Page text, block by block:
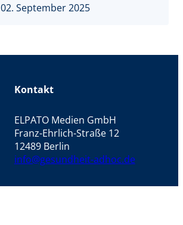
02. September 2025
Kontakt
ELPATO Medien GmbH
Franz-Ehrlich-Straße 12
12489 Berlin
info@gesundheit-adhoc.de